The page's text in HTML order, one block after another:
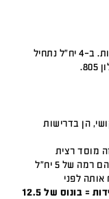
אנקורי מציעה קורסים ברמה של 3, 4 ו-5 יחידות. ב-4 יח"ל נתחיל
הקושי, הן בדרישות
מוסד רצית
להתקבל, לאיזה חוג ופקולטה וכו'. יש חוגים בהם רמה של 5 יח"ל
לפני
בנוסף, יש את עניין הבונוס. 4 יחידות = בונוס של 12.5